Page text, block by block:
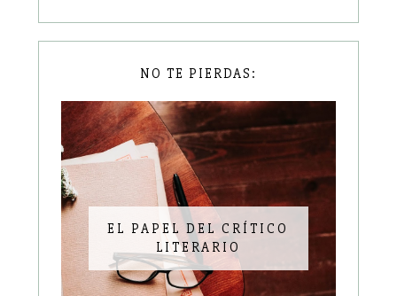
NO TE PIERDAS:
EL PAPEL DEL CRÍTICO
LITERARIO